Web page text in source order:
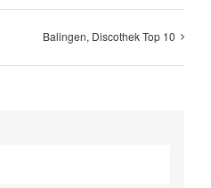
Balingen, Discothek Top 10